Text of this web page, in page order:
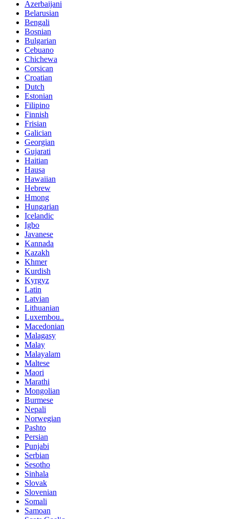
Azerbaijani
Belarusian
Bengali
Bosnian
Bulgarian
Cebuano
Chichewa
Corsican
Croatian
Dutch
Estonian
Filipino
Finnish
Frisian
Galician
Georgian
Gujarati
Haitian
Hausa
Hawaiian
Hebrew
Hmong
Hungarian
Icelandic
Igbo
Javanese
Kannada
Kazakh
Khmer
Kurdish
Kyrgyz
Latin
Latvian
Lithuanian
Luxembou..
Macedonian
Malagasy
Malay
Malayalam
Maltese
Maori
Marathi
Mongolian
Burmese
Nepali
Norwegian
Pashto
Persian
Punjabi
Serbian
Sesotho
Sinhala
Slovak
Slovenian
Somali
Samoan